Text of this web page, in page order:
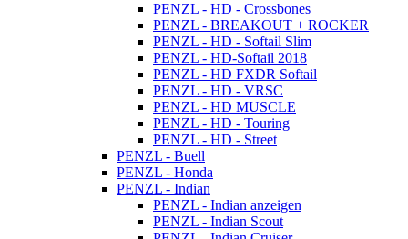
PENZL - HD - Crossbones
PENZL - BREAKOUT + ROCKER
PENZL - HD - Softail Slim
PENZL - HD-Softail 2018
PENZL - HD FXDR Softail
PENZL - HD - VRSC
PENZL - HD MUSCLE
PENZL - HD - Touring
PENZL - HD - Street
PENZL - Buell
PENZL - Honda
PENZL - Indian
PENZL - Indian anzeigen
PENZL - Indian Scout